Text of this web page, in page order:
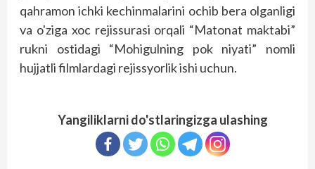
qahramon ichki kechinmalarini ochib bera olganligi
va o'ziga xoc rejissurasi orqali “Matonat maktabi”
rukni ostidagi “Mohigulning pok niyati” nomli
hujjatli filmlardagi rejissyorlik ishi uchun.
Yangiliklarni do'stlaringizga ulashing